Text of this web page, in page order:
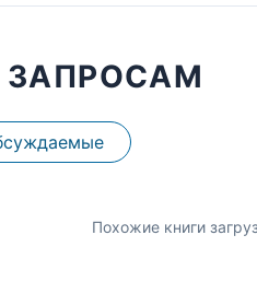
Похожие книги